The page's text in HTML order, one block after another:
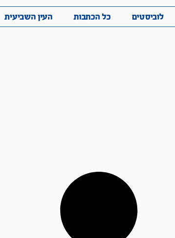
לוביסטים כל הכתבות העין השביעית
לוביסטים כל הכתבות העין השביעית